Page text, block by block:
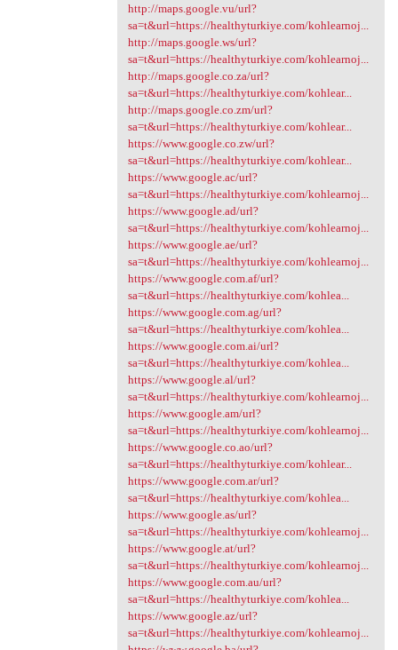
http://maps.google.vu/url?
sa=t&url=https://healthyturkiye.com/kohlearnoj...
http://maps.google.ws/url?
sa=t&url=https://healthyturkiye.com/kohlearnoj...
http://maps.google.co.za/url?
sa=t&url=https://healthyturkiye.com/kohlear...
http://maps.google.co.zm/url?
sa=t&url=https://healthyturkiye.com/kohlear...
https://www.google.co.zw/url?
sa=t&url=https://healthyturkiye.com/kohlear...
https://www.google.ac/url?
sa=t&url=https://healthyturkiye.com/kohlearnoj...
https://www.google.ad/url?
sa=t&url=https://healthyturkiye.com/kohlearnoj...
https://www.google.ae/url?
sa=t&url=https://healthyturkiye.com/kohlearnoj...
https://www.google.com.af/url?
sa=t&url=https://healthyturkiye.com/kohlea...
https://www.google.com.ag/url?
sa=t&url=https://healthyturkiye.com/kohlea...
https://www.google.com.ai/url?
sa=t&url=https://healthyturkiye.com/kohlea...
https://www.google.al/url?
sa=t&url=https://healthyturkiye.com/kohlearnoj...
https://www.google.am/url?
sa=t&url=https://healthyturkiye.com/kohlearnoj...
https://www.google.co.ao/url?
sa=t&url=https://healthyturkiye.com/kohlear...
https://www.google.com.ar/url?
sa=t&url=https://healthyturkiye.com/kohlea...
https://www.google.as/url?
sa=t&url=https://healthyturkiye.com/kohlearnoj...
https://www.google.at/url?
sa=t&url=https://healthyturkiye.com/kohlearnoj...
https://www.google.com.au/url?
sa=t&url=https://healthyturkiye.com/kohlea...
https://www.google.az/url?
sa=t&url=https://healthyturkiye.com/kohlearnoj...